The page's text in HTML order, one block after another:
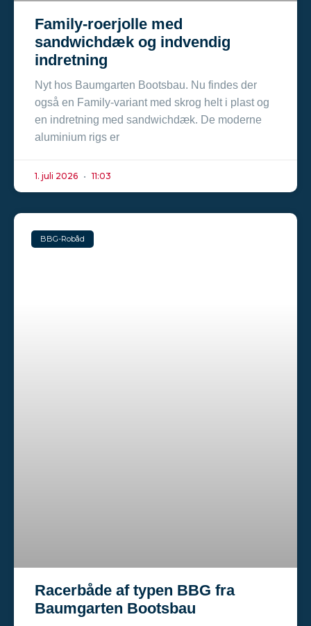
Family-roerjolle med
sandwichdæk og indvendig
indretning
Nyt hos Baumgarten Bootsbau. Nu findes der
også en Family-variant med skrog helt i plast og
en indretning med sandwichdæk. De moderne
aluminium rigs er
1. juli 2026 11:03
BBG-Robåd
Racerbåde af typen BBG fra
Baumgarten Bootsbau